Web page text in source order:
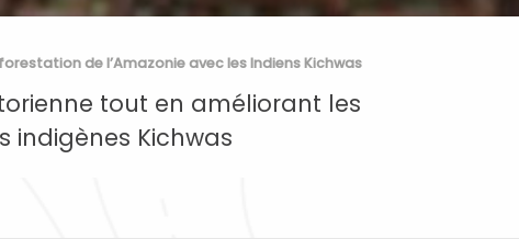
de l’Amazonie avec les Indiens Kichwas
tout en améliorant les
indigènes Kichwas